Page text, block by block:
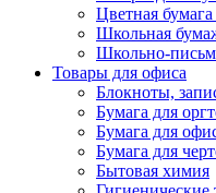
Цветная
Школьная
Школьно-
Товары для офиса
Блокноты,
Бумага для
Бумага для
Бумага для
Бытовая химия